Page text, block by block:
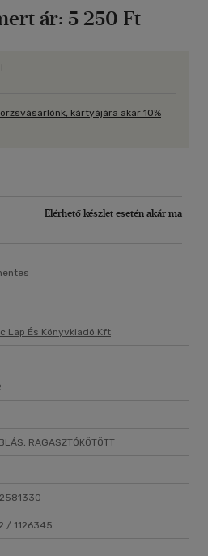
ár: 5 250 Ft
kártyájára akár 10%
Elérhető készlet esetén akár ma
Lap És Könyvkiadó Kft
RAGASZTÓKÖTÖTT
/ 1126345